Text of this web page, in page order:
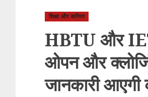
शिक्षा और करियर
HBTU और
ओपन और
जानकारी आएगी